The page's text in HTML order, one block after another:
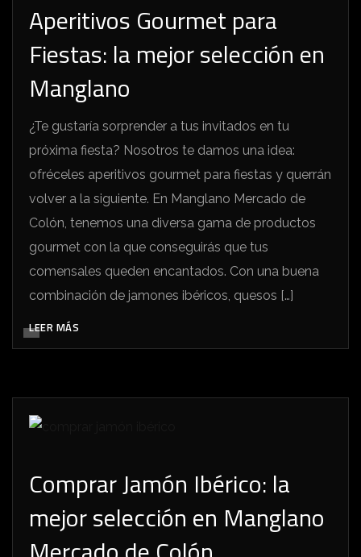
Aperitivos Gourmet para
Fiestas: la mejor selección en
Manglano
¿Te gustaría sorprender a tus invitados en tu
próxima fiesta? Nosotros te damos una idea:
ofréceles aperitivos gourmet para fiestas y querrán
volver a la siguiente. En Manglano Mercado de
Colón, tenemos una diversa gama de productos
gourmet con la que conseguirás que tus
comensales queden encantados. Con una buena
combinación de jamones ibéricos, quesos […]
LEER MÁS
Comprar Jamón Ibérico: la
mejor selección en Manglano